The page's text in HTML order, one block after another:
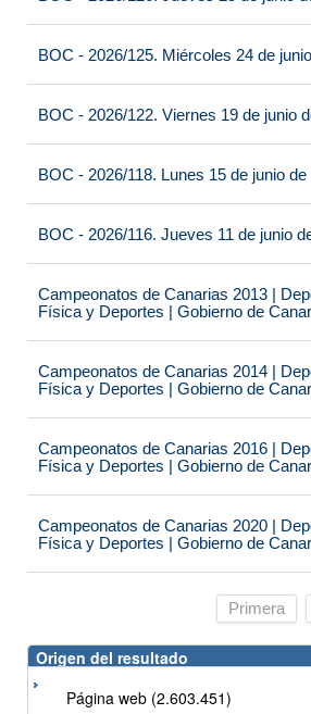
BOC - 2026/125. Miércoles 24 de
BOC - 2026/122. Viernes 19 de junio
BOC - 2026/118. Lunes 15 de junio de
BOC - 2026/116. Jueves 11 de junio
Campeonatos de Canarias 2013 |
Física y Deportes | Gobierno de
Campeonatos de Canarias 2014 |
Física y Deportes | Gobierno de
Campeonatos de Canarias 2016 |
Física y Deportes | Gobierno de
Campeonatos de Canarias 2020 |
Física y Deportes | Gobierno de
Primera
Origen del resultado
Página web (2.603.451)